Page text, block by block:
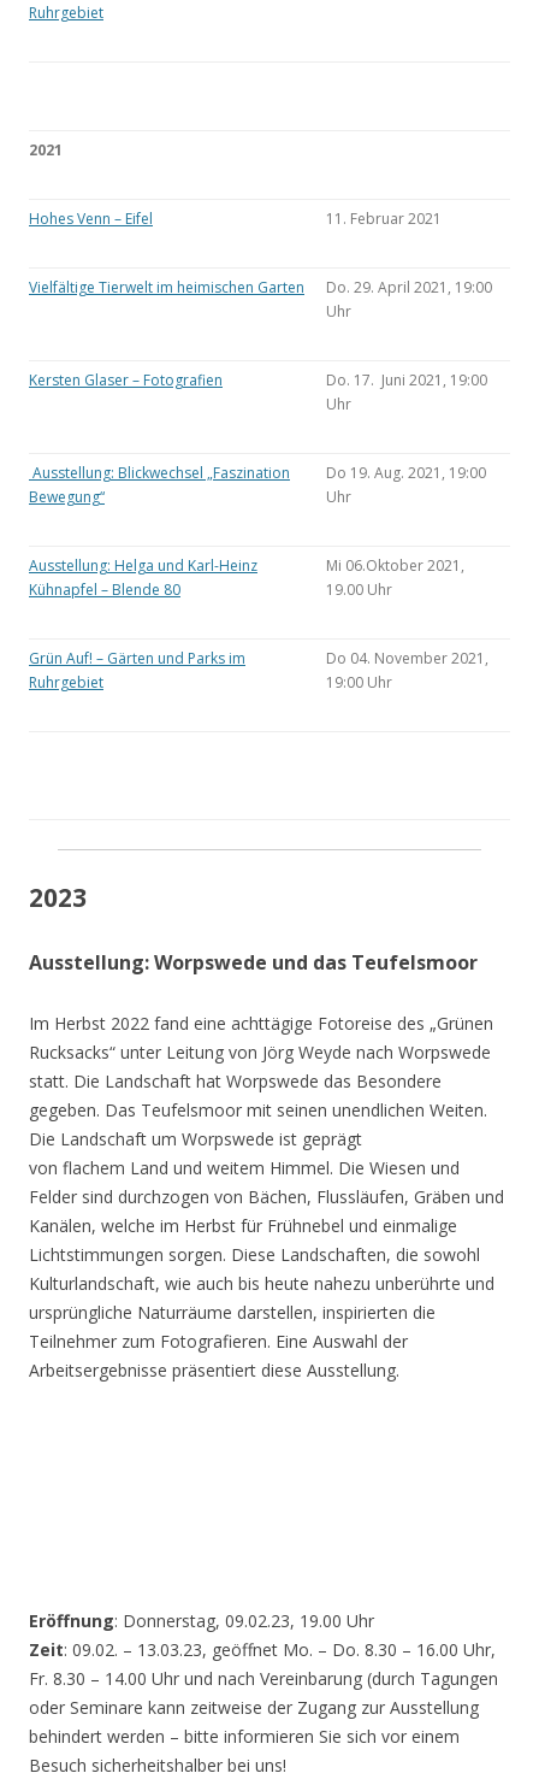
Ruhrgebiet
2021
Hohes Venn – Eifel 11. Februar 2021
Vielfältige Tierwelt im heimischen Garten
Do. 29. April 2021, 19:00
Uhr
Kersten Glaser – Fotografien
Do. 17. Juni 2021, 19:00
Uhr
Ausstellung: Blickwechsel „Faszination
Bewegung“
Do 19. Aug. 2021, 19:00
Uhr
Ausstellung: Helga und Karl-Heinz
Kühnapfel – Blende 80
Mi 06.Oktober 2021,
19.00 Uhr
Grün Auf! – Gärten und Parks im
Ruhrgebiet
Do 04. November 2021,
19:00 Uhr
2023
Ausstellung: Worpswede und das Teufelsmoor
Im Herbst 2022 fand eine achttägige Fotoreise des „Grünen
Rucksacks“ unter Leitung von Jörg Weyde nach Worpswede
statt. Die Landschaft hat Worpswede das Besondere
gegeben. Das Teufelsmoor mit seinen unendlichen Weiten.
Die Landschaft um Worpswede ist geprägt
von flachem Land und weitem Himmel. Die Wiesen und
Felder sind durchzogen von Bächen, Flussläufen, Gräben und
Kanälen, welche im Herbst für Frühnebel und einmalige
Lichtstimmungen sorgen. Diese Landschaften, die sowohl
Kulturlandschaft, wie auch bis heute nahezu unberührte und
ursprüngliche Naturräume darstellen, inspirierten die
Teilnehmer zum Fotografieren. Eine Auswahl der
Arbeitsergebnisse präsentiert diese Ausstellung.
Eröffnung: Donnerstag, 09.02.23, 19.00 Uhr
Zeit: 09.02. – 13.03.23, geöffnet Mo. – Do. 8.30 – 16.00 Uhr,
Fr. 8.30 – 14.00 Uhr und nach Vereinbarung (durch Tagungen
oder Seminare kann zeitweise der Zugang zur Ausstellung
behindert werden – bitte informieren Sie sich vor einem
Besuch sicherheitshalber bei uns!